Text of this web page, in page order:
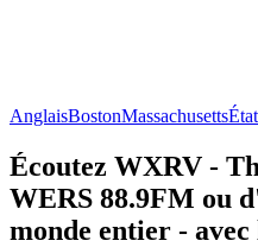
AnglaisBostonMassachusetts
Écoutez WXRV -
WERS 88.9FM ou
monde entier -